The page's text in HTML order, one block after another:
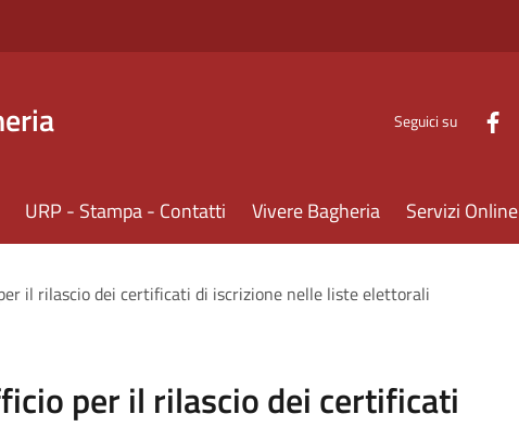
Seguici su
URP - Stampa - Contatti Vivere Bagheria Servizi Online
il rilascio dei certificati di iscrizione nelle liste elettorali
per il rilascio dei certificati